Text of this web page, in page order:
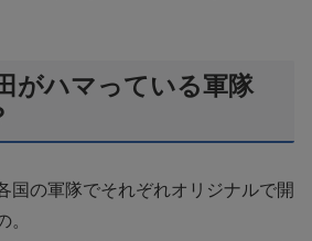
がハマっている軍隊
国の軍隊でそれぞれオリジナルで開
。